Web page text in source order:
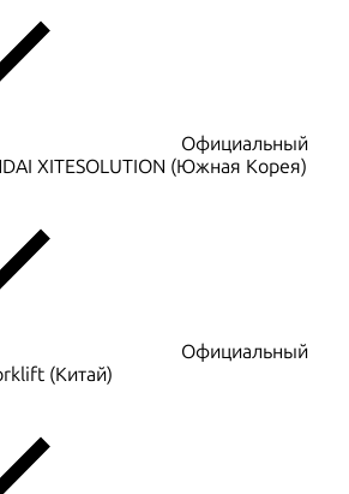
Официальный
XITESOLUTION (Южная Корея)
Официальный
(Китай)